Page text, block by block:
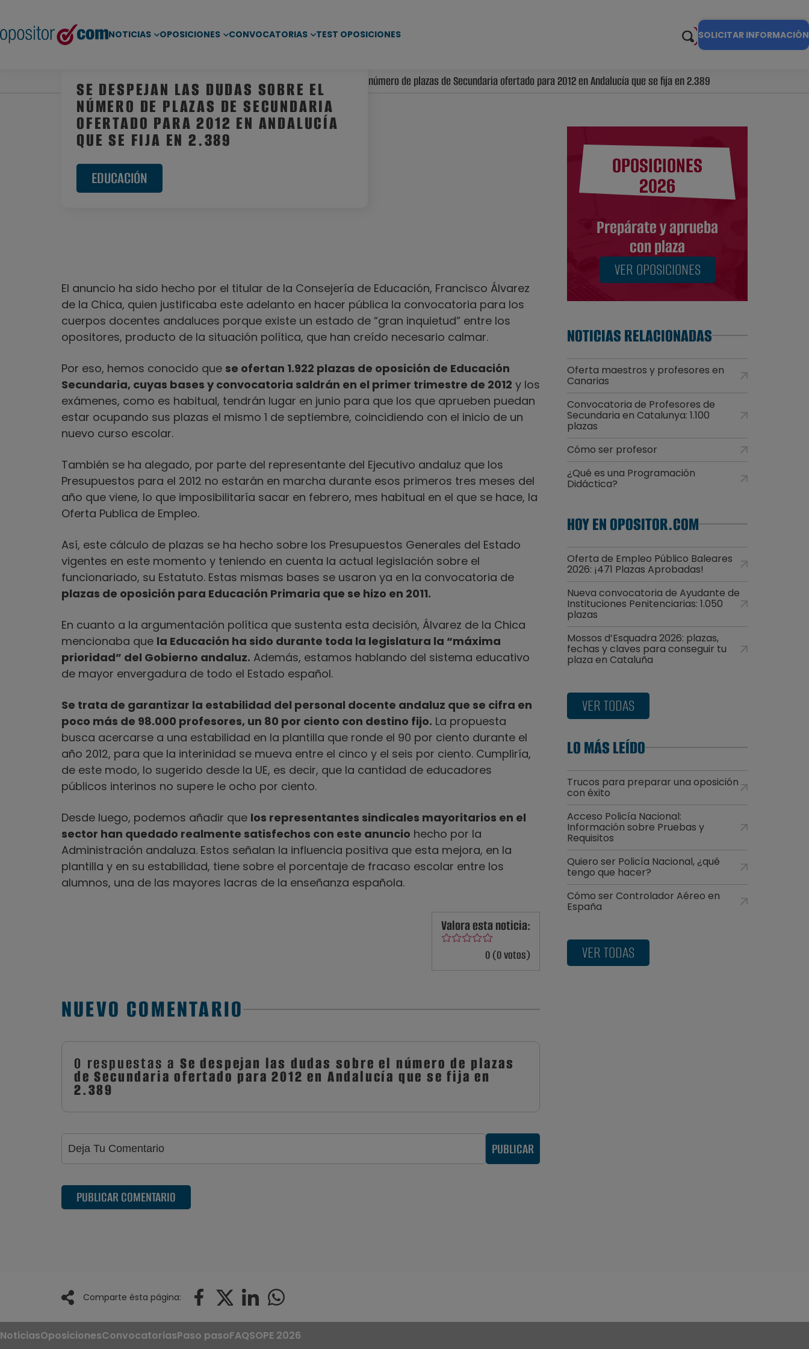
NOTICIAS OPOSICIONES CONVOCATORIAS TEST OPOSICIONES SOLICITAR INFORMACIÓN
Inicio/ Noticias/Oposiciones Educación/ Se despejan las dudas sobre el número de plazas de Secundaria ofertado para 2012 en Andalucía que se fija en 2.389
SE DESPEJAN LAS DUDAS SOBRE EL
NÚMERO DE PLAZAS DE SECUNDARIA
OFERTADO PARA 2012 EN ANDALUCÍA
QUE SE FIJA EN 2.389
EDUCACIÓN
El anuncio ha sido hecho por el titular de la Consejería de Educación, Francisco Álvarez
de la Chica, quien justificaba este adelanto en hacer pública la convocatoria para los
cuerpos docentes andaluces porque existe un estado de “gran inquietud” entre los
opositores, producto de la situación política, que han creído necesario calmar.
Por eso, hemos conocido que se ofertan 1.922 plazas de oposición de Educación
Secundaria, cuyas bases y convocatoria saldrán en el primer trimestre de 2012 y los
exámenes, como es habitual, tendrán lugar en junio para que los que aprueben puedan
estar ocupando sus plazas el mismo 1 de septiembre, coincidiendo con el inicio de un
nuevo curso escolar.
También se ha alegado, por parte del representante del Ejecutivo andaluz que los
Presupuestos para el 2012 no estarán en marcha durante esos primeros tres meses del
año que viene, lo que imposibilitaría sacar en febrero, mes habitual en el que se hace, la
Oferta Publica de Empleo.
Así, este cálculo de plazas se ha hecho sobre los Presupuestos Generales del Estado
vigentes en este momento y teniendo en cuenta la actual legislación sobre el
funcionariado, su Estatuto. Estas mismas bases se usaron ya en la convocatoria de
plazas de oposición para Educación Primaria que se hizo en 2011.
En cuanto a la argumentación política que sustenta esta decisión, Álvarez de la Chica
mencionaba que la Educación ha sido durante toda la legislatura la “máxima
prioridad” del Gobierno andaluz. Además, estamos hablando del sistema educativo
de mayor envergadura de todo el Estado español.
Se trata de garantizar la estabilidad del personal docente andaluz que se cifra en
poco más de 98.000 profesores, un 80 por ciento con destino fijo. La propuesta
busca acercarse a una estabilidad en la plantilla que ronde el 90 por ciento durante el
año 2012, para que la interinidad se mueva entre el cinco y el seis por ciento. Cumpliría,
de este modo, lo sugerido desde la UE, es decir, que la cantidad de educadores
públicos interinos no supere le ocho por ciento.
Desde luego, podemos añadir que los representantes sindicales mayoritarios en el
sector han quedado realmente satisfechos con este anuncio hecho por la
Administración andaluza. Estos señalan la influencia positiva que esta mejora, en la
plantilla y en su estabilidad, tiene sobre el porcentaje de fracaso escolar entre los
alumnos, una de las mayores lacras de la enseñanza española.
Valora esta noticia:
0 (0 votos)
NUEVO COMENTARIO
0 respuestas a Se despejan las dudas sobre el número de plazas
de Secundaria ofertado para 2012 en Andalucía que se fija en
2.389
PUBLICAR
PUBLICAR COMENTARIO
OPOSICIONES
2026
Prepárate y aprueba
con plaza
VER OPOSICIONES
NOTICIAS RELACIONADAS
Oferta maestros y profesores en
Canarias
Convocatoria de Profesores de
Secundaria en Catalunya: 1.100
plazas
Cómo ser profesor
¿Qué es una Programación
Didáctica?
HOY EN OPOSITOR.COM
Oferta de Empleo Público Baleares
2026: ¡471 Plazas Aprobadas!
Nueva convocatoria de Ayudante de
Instituciones Penitenciarias: 1.050
plazas
Mossos d’Esquadra 2026: plazas,
fechas y claves para conseguir tu
plaza en Cataluña
VER TODAS
LO MÁS LEÍDO
Trucos para preparar una oposición
con éxito
Acceso Policía Nacional:
Información sobre Pruebas y
Requisitos
Quiero ser Policía Nacional, ¿qué
tengo que hacer?
Cómo ser Controlador Aéreo en
España
VER TODAS
Comparte ésta página:
NoticiasOposicionesConvocatoriasPaso pasoFAQSOPE 2026